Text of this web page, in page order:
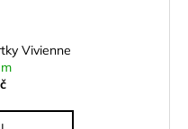
Vivienne